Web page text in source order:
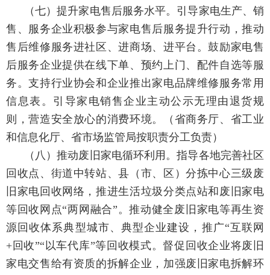
（七）提升家电售后服务水平。 引导家电生产、销
售、服务企业积极参与家电售后服务提升行动，推动
售后维修服务进社区、进商场、进平台。鼓励家电售
后服务企业提供在线下单、预约上门、配件自选等服
务。支持行业协会和企业推出家电品牌维修服务常用
信息表。引导家电销售企业主动公示无理由退货规
则，营造安全放心的消费环境。
（省商务厅、省工业
和信息化厅、省市场监管局按职责分工负责）
（八）推动废旧家电循环利用。指导各地完善社区
回收点、街道中转站、县（市、区）分拣中心三级废
旧家电回收网络，推进生活垃圾分类点站和废旧家电
等回收网点“两网融合”。推动健全废旧家电等再生资
源回收体系典型城市、典型企业建设，推广“互联网
+回收”“以车代库”等回收模式。督促回收企业将废旧
家电交售给有资质的拆解企业，加强废旧家电拆解环